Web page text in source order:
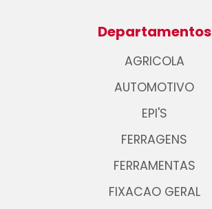
Departamentos
AGRICOLA
AUTOMOTIVO
EPI'S
FERRAGENS
FERRAMENTAS
FIXACAO GERAL